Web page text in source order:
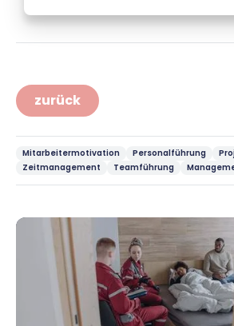
zurück
Mitarbeitermotivation Personalführung
Zeitmanagement
Teamführung